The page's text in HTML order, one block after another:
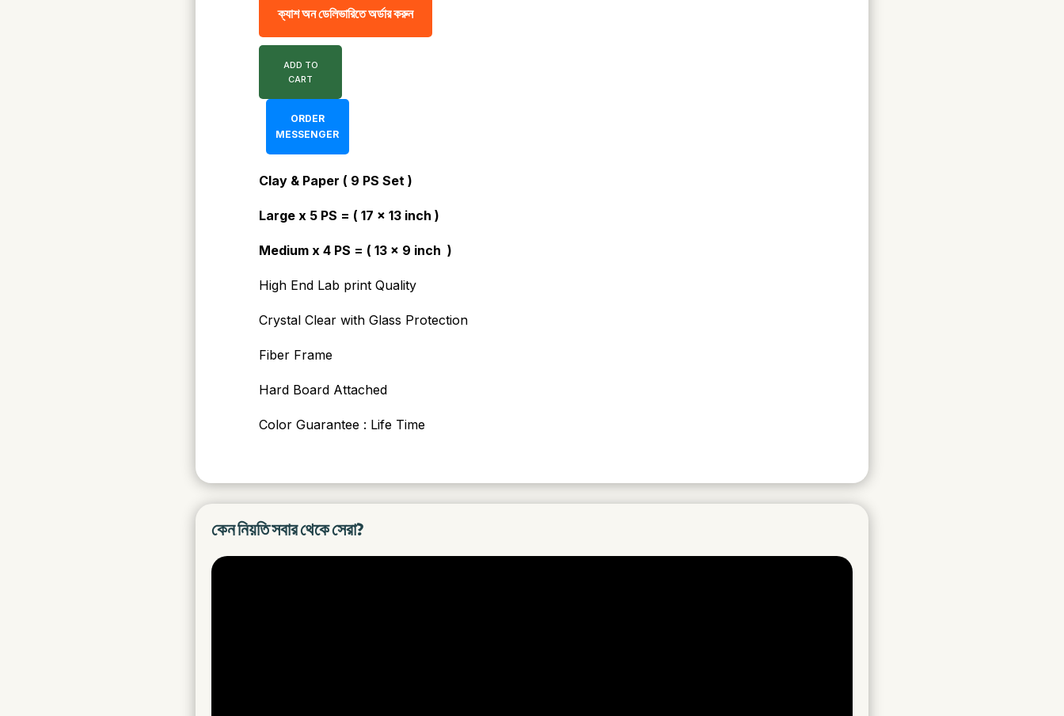
৳ 6,960.00.
ক্যাশ অন ডেলিভারিতে অর্ডার করুন
ADD TO
CART
ORDER
MESSENGER
Clay & Paper ( 9 PS Set )
Large x 5 PS = ( 17 x 13 inch )
Medium x 4 PS = ( 13 x 9 inch )
High End Lab print Quality
Crystal Clear with Glass Protection
Fiber Frame
Hard Board Attached
Color Guarantee : Life Time
কেন নিয়তি সবার থেকে সেরা?